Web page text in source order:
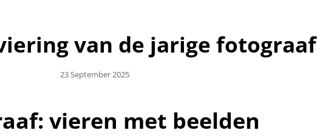
van de jarige fotograaf
Geplaatst
23 September 2025
vieren met beelden